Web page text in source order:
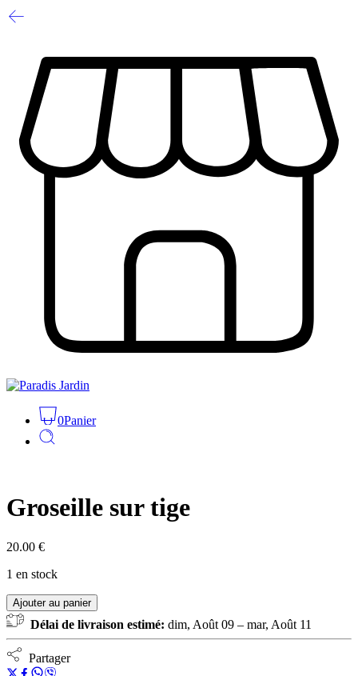
0Panier
Groseille sur tige
20.00 €
1 en stock
Ajouter au panier
Délai de livraison estimé: dim, Août 09 – mar, Août 11
Partager